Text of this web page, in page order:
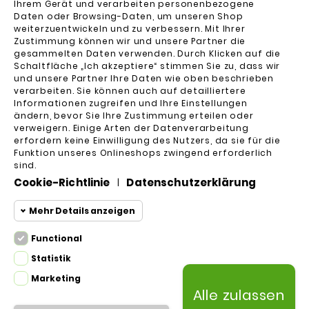
✅Bessere Signalstärke und Verbindung
Eine optimal platzierte Bridge verbessert die
Kommunikation mit Ihren Hue-Lampen und
Zubehörteilen.
✅ Saubere und organisierte Installation–
Kein Kabelsalat oder lose herumliegende Geräte
– die Wandhalterung sorgt für ein elegantes,
professionelles Setup.
✅Mehr Schutz und Sicherheit– Eine erhöhte
Montage schützt Ihre Hue Bridge vor Staub,
Flüssigkeiten und versehentlichen Schäden.
✅Einfache und schnelle Installation
Entwickelt für eine unkomplizierte Montage mit
dem mitgelieferten Befestigungsmaterial.
✅
Bridge 2– Die Wandhalterung ist
maßgeschneidert und hält Ihr Gerät sicher an
Philips Hue
WANDHALTERUNG FÜR
PHILIPS HUE BRIDGE 2
16,25 €
PHILIPS HUE
Unser Unternehmen
Ihr Konto
Ihrem Gerät und verarbeiten personenbezogene
Daten oder Browsing-Daten, um unseren Shop
weiterzuentwickeln und zu verbessern. Mit Ihrer
Zustimmung können wir und unsere Partner die
gesammelten Daten verwenden. Durch Klicken auf die
Schaltfläche „Ich akzeptiere“ stimmen Sie zu, dass wir
und unsere Partner Ihre Daten wie oben beschrieben
verarbeiten. Sie können auch auf detailliertere
Informationen zugreifen und Ihre Einstellungen
ändern, bevor Sie Ihre Zustimmung erteilen oder
verweigern. Einige Arten der Datenverarbeitung
erfordern keine Einwilligung des Nutzers, da sie für die
Funktion unseres Onlineshops zwingend erforderlich
sind.
Cookie-Richtlinie | Datenschutzerklärung
Mehr Details anzeigen
Functional
Erforderliche und HttpOnly-
Cookies – Sitzungscookies, die
für das Browsen auf der
Statistik-
Functional
Statistik
Marketing
Alle zulassen